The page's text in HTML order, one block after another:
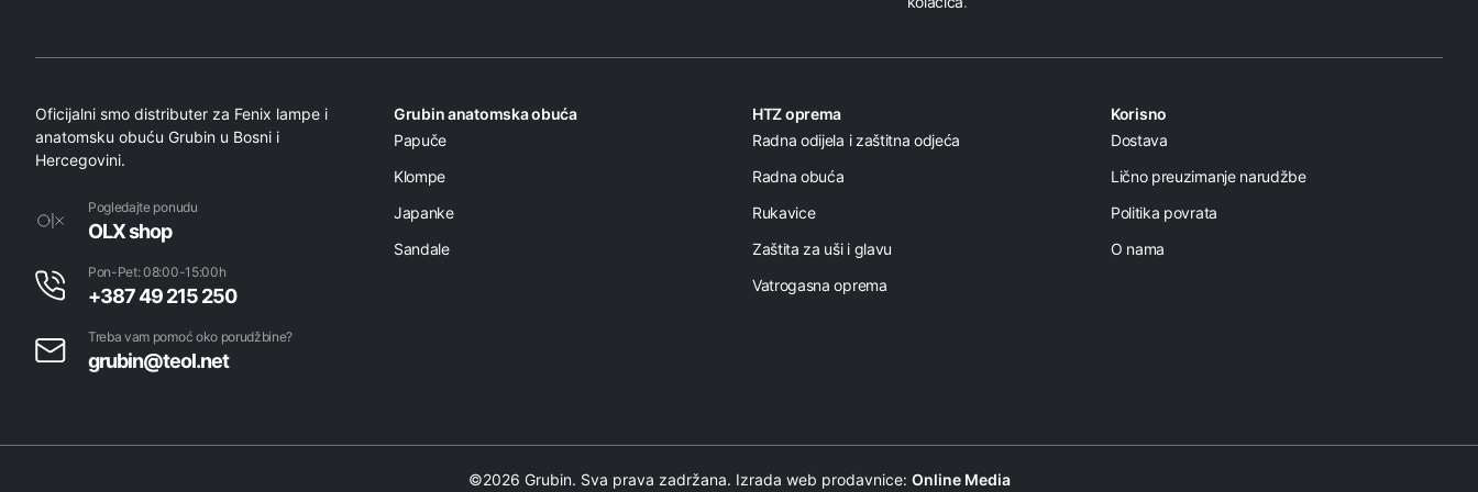
Oficijalni smo distributer za Fenix lampe i
anatomsku obuću Grubin u Bosni i
Hercegovini.
Pogledajte ponudu
OLX shop
Pon-Pet: 08:00-15:00h
+387 49 215 250
Treba vam pomoć oko porudžbine?
grubin@teol.net
Grubin anatomska obuća
Papuče
Klompe
Japanke
Sandale
HTZ oprema
Radna odijela i zaštitna odjeća
Radna obuća
Rukavice
Zaštita za uši i glavu
Vatrogasna oprema
Korisno
Dostava
Lično preuzimanje narudžbe
Politika povrata
O nama
©2026 Grubin. Sva prava zadržana. Izrada web prodavnice: Online Media